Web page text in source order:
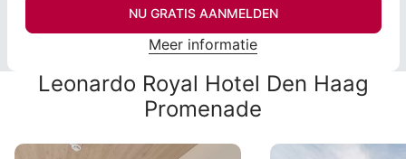
NU GRATIS AANMELDEN
Meer informatie
Leonardo Royal Hotel Den Haag
Promenade